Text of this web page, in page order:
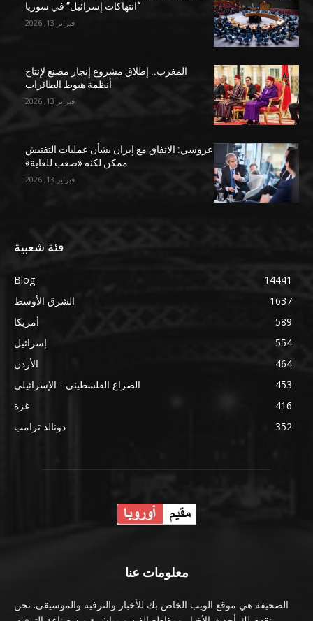
“انتهاكات إسرائيل” في سوريا
فبراير 13, 2026
المغرب.. إطلاق مشروع إنجاز مصنع لإنتاج
أنظمة هبوط الطائرات
فبراير 13, 2026
غروسي: الاتفاق مع إيران بشأن عمليات التفتيش
ممكن لكنه «صعب للغاية»
فبراير 13, 2026
فئة شعبية
Blog
14441
الشرق الأوسط
1637
أمريكا
589
إسرائيل
554
الأردن
464
الصراع الفلسطيني - الإسرائيلي
453
غزة
416
دونالد ترامب
352
معلومات عنا
الصحيفة هي موقع الويب الخاص بك للأخبار والترفيه والموسيقى. نحن